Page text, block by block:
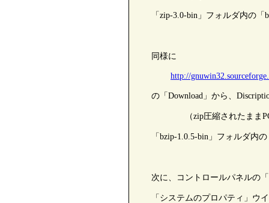
「zip-3.0-bin」フォルダ内の「
同様に
http://
の「Download」から、
（zip圧縮されたままPCにダ
「bzip-1.0.5-bin」フォルダ内の
次に、コントロールパネルの「
「システムのプロパティ」ウイ